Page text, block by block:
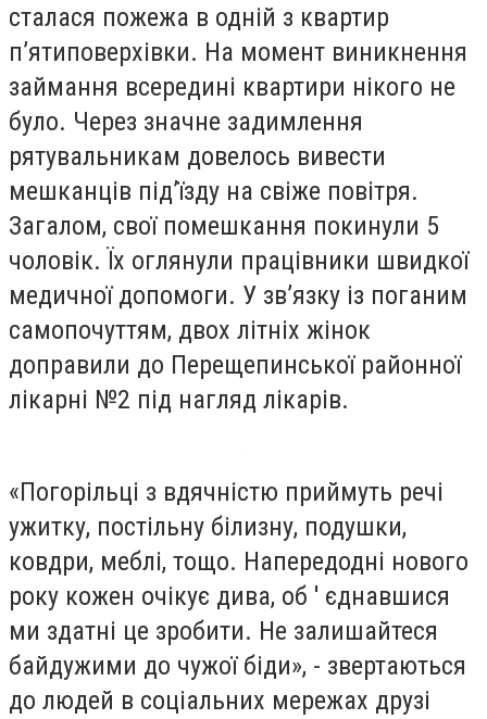
сталася пожежа в одній з квартир
п’ятиповерхівки. На момент виникнення
займання всередині квартири нікого не
було. Через значне задимлення
рятувальникам довелось вивести
мешканців під’їзду на свіже повітря.
Загалом, свої помешкання покинули 5
чоловік. Їх оглянули працівники швидкої
медичної допомоги. У зв’язку із поганим
самопочуттям, двох літніх жінок
доправили до Перещепинської районної
лікарні №2 під нагляд лікарів.
«Погорільці з вдячністю приймуть речі
ужитку, постільну білизну, подушки,
ковдри, меблі, тощо. Напередодні нового
року кожен очікує дива, об ' єднавшися
ми здатні це зробити. Не залишайтеся
байдужими до чужої біди», - звертаються
до людей в соціальних мережах друзі